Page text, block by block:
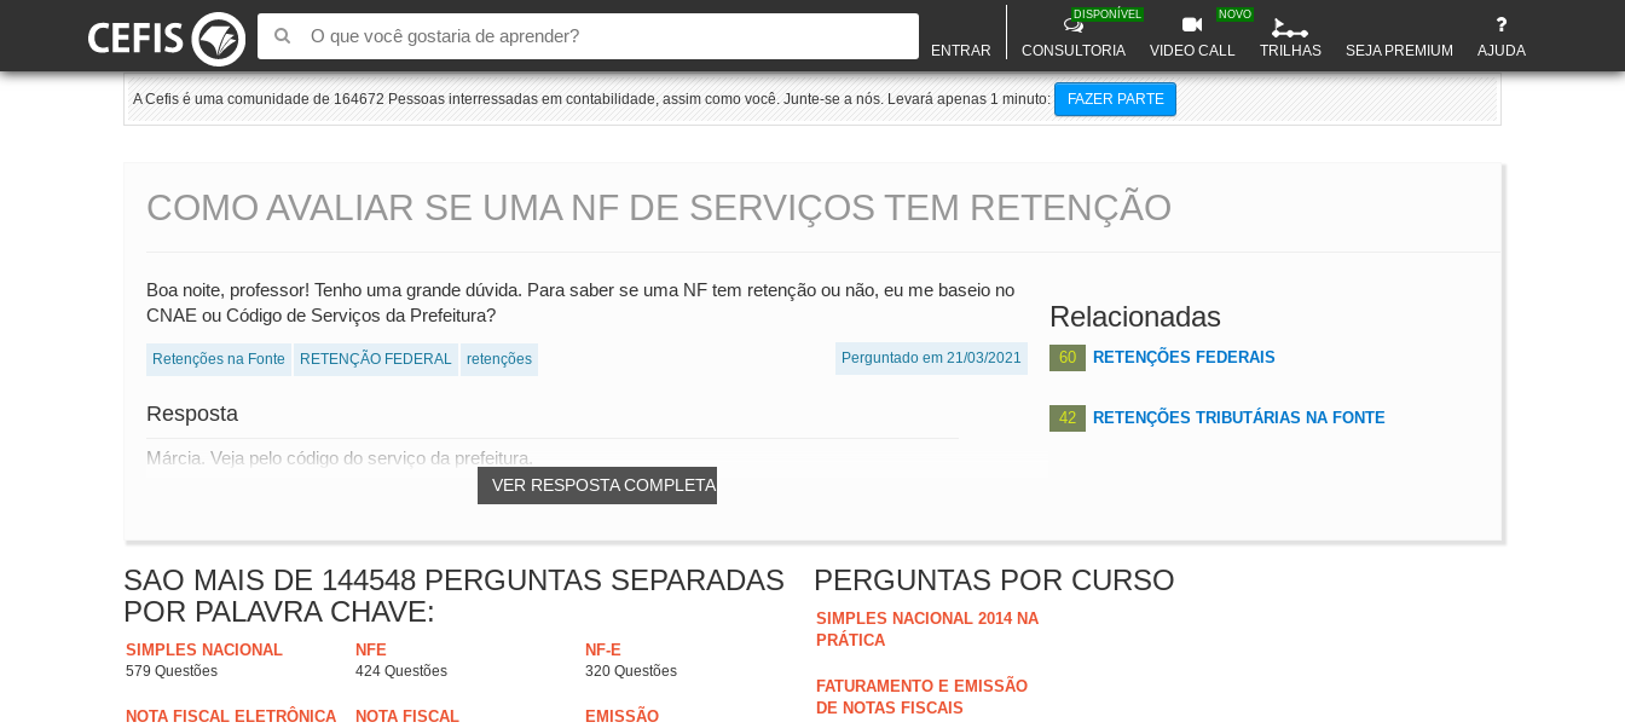
ENTRAR CONSULTORIA
DISPONÍVEL
VIDEO CALL
NOVO
TRILHAS SEJA PREMIUM AJUDA
A Cefis é uma comunidade de 164672 Pessoas interressadas em contabilidade, assim como você. Junte-se a nós. Levará apenas 1 minuto: FAZER PARTE
COMO AVALIAR SE UMA NF DE SERVIÇOS TEM RETENÇÃO
Boa noite, professor! Tenho uma grande dúvida. Para saber se uma NF tem retenção ou não, eu me baseio no
CNAE ou Código de Serviços da Prefeitura?
Retenções na Fonte RETENÇÃO FEDERAL retenções Perguntado em 21/03/2021
Resposta
VER RESPOSTA COMPLETA
Márcia. Veja pelo código do serviço da prefeitura.
Relacionadas
60 RETENÇÕES FEDERAIS
42 RETENÇÕES TRIBUTÁRIAS NA FONTE
SAO MAIS DE 144548 PERGUNTAS SEPARADAS
POR PALAVRA CHAVE:
SIMPLES NACIONAL
579 Questões
NFE
424 Questões
NF-E
320 Questões
NOTA FISCAL ELETRÔNICA NOTA FISCAL EMISSÃO
PERGUNTAS POR CURSO
SIMPLES NACIONAL 2014 NA
PRÁTICA
FATURAMENTO E EMISSÃO
DE NOTAS FISCAIS